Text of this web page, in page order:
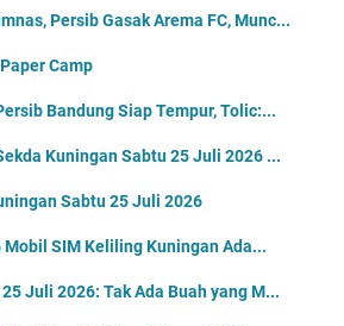
Persib Gasak Arema FC, Munc...
Camp
Bandung Siap Tempur, Tolic:...
Kuningan Sabtu 25 Juli 2026 ...
Sabtu 25 Juli 2026
SIM Keliling Kuningan Ada...
Juli 2026: Tak Ada Buah yang M...